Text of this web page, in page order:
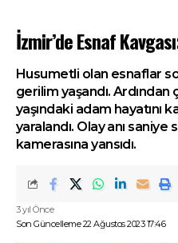
İzmir’de Esnaf
Husumetli olan esnaflar
gerilim yaşandı. Ardından
yaşındaki adam hayatını
yaralandı. Olay anı
kamerasına yansıdı.
Son Güncelleme 22 Ağustos 2023 17:46
3 yıl Önce